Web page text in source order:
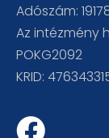
Adószám:
Az intézmény
POKG2092
KRID: